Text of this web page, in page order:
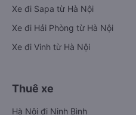
Xe đi Sapa từ Hà Nội
Xe đi Hải Phòng từ Hà Nội
Xe đi Vinh từ Hà Nội
Thuê xe
Hà Nội đi Ninh Bình